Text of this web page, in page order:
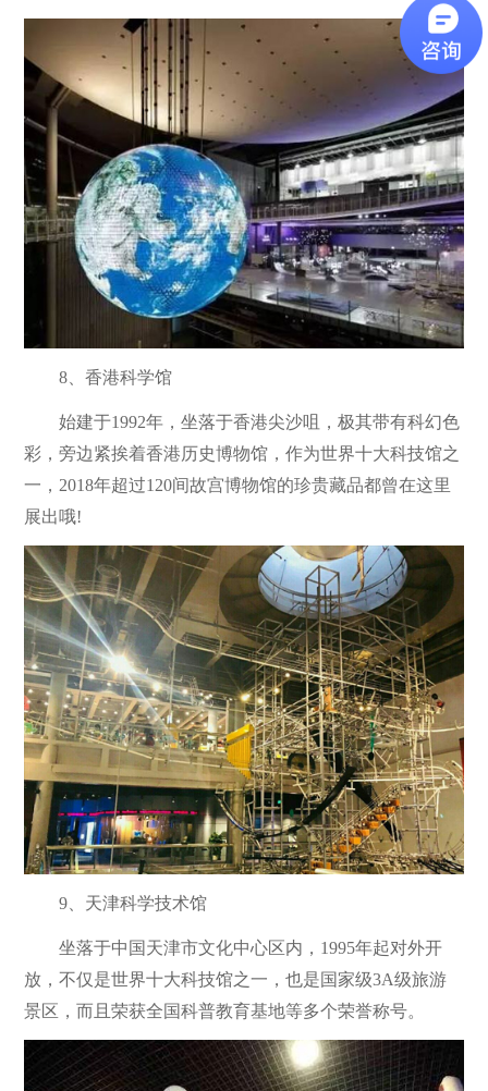
8、香港科学馆
始建于1992年，坐落于香港尖沙咀，极其带有科幻色
彩，旁边紧挨着香港历史博物馆，作为世界十大科技馆之
一，2018年超过120间故宫博物馆的珍贵藏品都曾在这里
展出哦!
9、天津科学技术馆
坐落于中国天津市文化中心区内，1995年起对外开
放，不仅是世界十大科技馆之一，也是国家级3A级旅游
景区，而且荣获全国科普教育基地等多个荣誉称号。